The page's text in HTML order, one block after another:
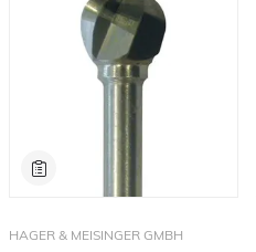
HAGER & MEISINGER GMBH